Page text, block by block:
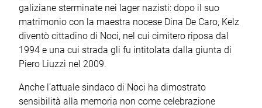
galiziane sterminate nei lager nazisti: dopo il suo
matrimonio con la maestra nocese Dina De Caro, Kelz
diventò cittadino di Noci, nel cui cimitero riposa dal
1994 e una cui strada gli fu intitolata dalla giunta di
Piero Liuzzi nel 2009.
Anche l’attuale sindaco di Noci ha dimostrato
sensibilità alla memoria non come celebrazione